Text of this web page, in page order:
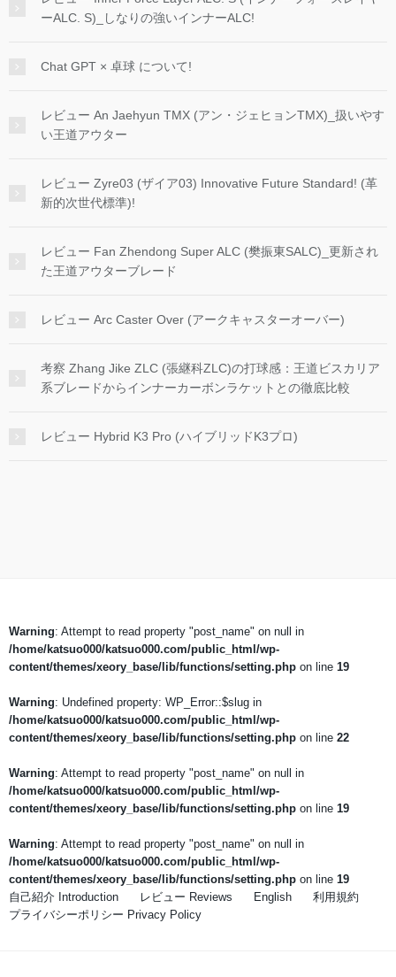
ーALC. S)_しなりの強いインナーALC!
Chat GPT × 卓球 について!
レビュー An Jaehyun TMX (アン・ジェヒョンTMX)_扱いやす
い王道アウター
レビュー Zyre03 (ザイア03) Innovative Future Standard! (革
新的次世代標準)!
レビュー Fan Zhendong Super ALC (樊振東SALC)_更新され
た王道アウターブレード
レビュー Arc Caster Over (アークキャスターオーバー)
考察 Zhang Jike ZLC (張継科ZLC)の打球感：王道ビスカリア
系ブレードからインナーカーボンラケットとの徹底比較
レビュー Hybrid K3 Pro (ハイブリッドK3プロ)
Warning: Attempt to read property "post_name" on null in
/home/katsuo000/katsuo000.com/public_html/wp-
content/themes/xeory_base/lib/functions/setting.php on line 19
Warning: Undefined property: WP_Error::$slug in
/home/katsuo000/katsuo000.com/public_html/wp-
content/themes/xeory_base/lib/functions/setting.php on line 22
Warning: Attempt to read property "post_name" on null in
/home/katsuo000/katsuo000.com/public_html/wp-
content/themes/xeory_base/lib/functions/setting.php on line 19
Warning: Attempt to read property "post_name" on null in
/home/katsuo000/katsuo000.com/public_html/wp-
content/themes/xeory_base/lib/functions/setting.php on line 19
自己紹介 Introduction
レビュー Reviews English
利用規約
プライバシーポリシー Privacy Policy